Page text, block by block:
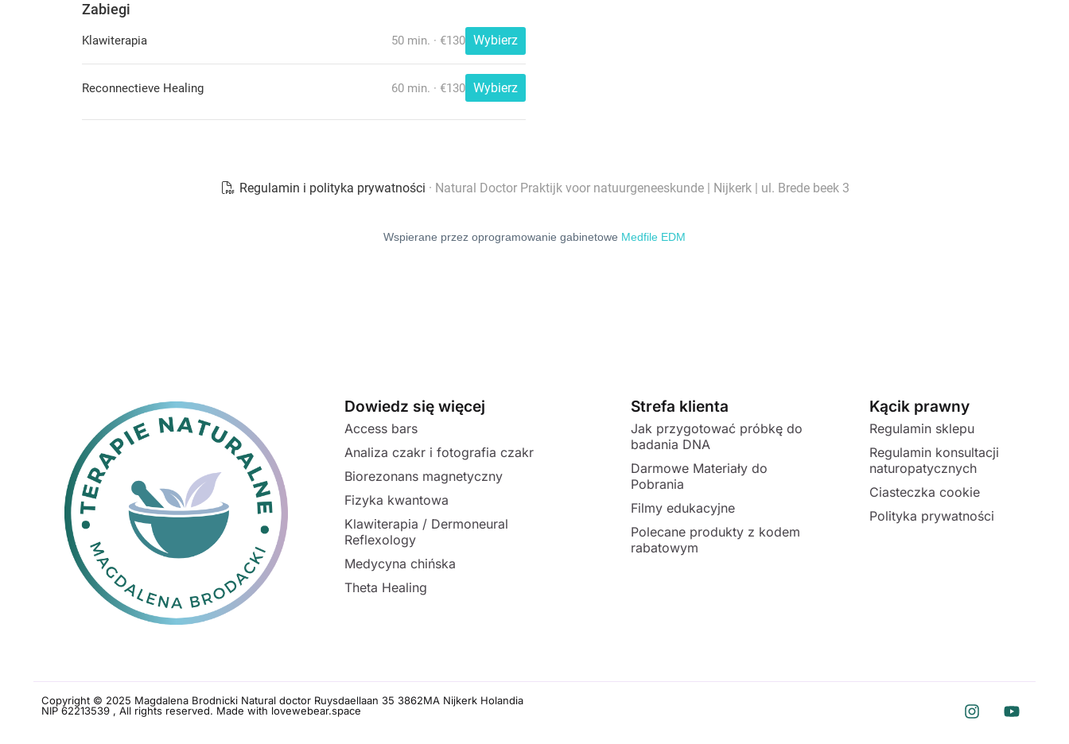
Wspierane przez oprogramowanie gabinetowe Medfile EDM
Dowiedz się więcej
Access bars
Analiza czakr i fotografia czakr
Biorezonans magnetyczny
Fizyka kwantowa
Klawiterapia / Dermoneural
Reflexology
Medycyna chińska
Theta Healing
Strefa klienta
Jak przygotować próbkę do
badania DNA
Darmowe Materiały do
Pobrania
Filmy edukacyjne
Polecane produkty z kodem
rabatowym
Kącik prawny
Regulamin sklepu
Regulamin konsultacji
naturopatycznych
Ciasteczka cookie
Polityka prywatności
Copyright © 2025 Magdalena Brodnicki Natural doctor Ruysdaellaan 35 3862MA Nijkerk Holandia
NIP 62213539 , All rights reserved. Made with lovewebear.space